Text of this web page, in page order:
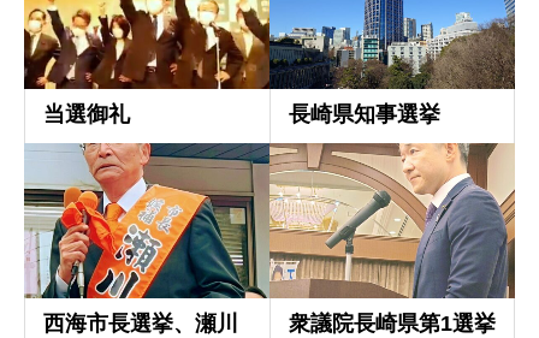
当選御礼 長崎県知事選挙
西海市長選挙、瀬川
衆議院長崎県第1選挙